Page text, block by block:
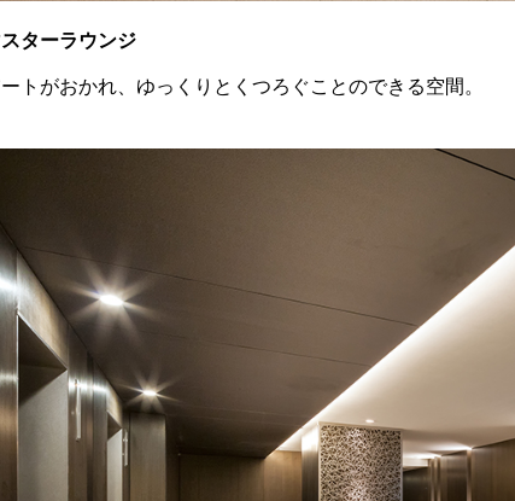
ターラウンジ
トがおかれ、ゆっくりとくつろぐことのできる空間。